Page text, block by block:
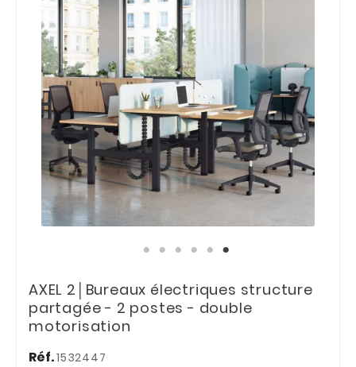
AXEL 2│Bureaux électriques structure
partagée - 2 postes - double
motorisation
Réf.1532447